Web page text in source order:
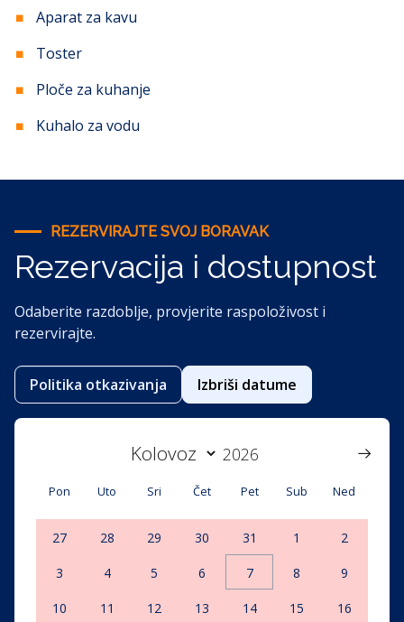
Aparat za kavu
Toster
Ploče za kuhanje
Kuhalo za vodu
REZERVIRAJTE SVOJ BORAVAK
Rezervacija i dostupnost
Odaberite razdoblje, provjerite raspoloživost i
rezervirajte.
Politika otkazivanja Izbriši datume
Pon Uto Sri Čet Pet Sub Ned
27 28 29 30 31 1 2
3 4 5 6 7 8 9
10 11 12 13 14 15 16